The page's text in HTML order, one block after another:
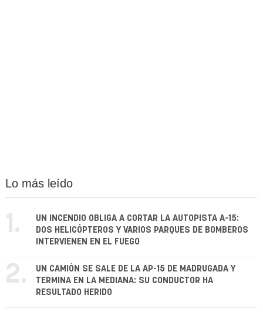
Lo más leído
1.
UN INCENDIO OBLIGA A CORTAR LA AUTOPISTA A-15:
DOS HELICÓPTEROS Y VARIOS PARQUES DE BOMBEROS
INTERVIENEN EN EL FUEGO
2.
UN CAMIÓN SE SALE DE LA AP-15 DE MADRUGADA Y
TERMINA EN LA MEDIANA: SU CONDUCTOR HA
RESULTADO HERIDO